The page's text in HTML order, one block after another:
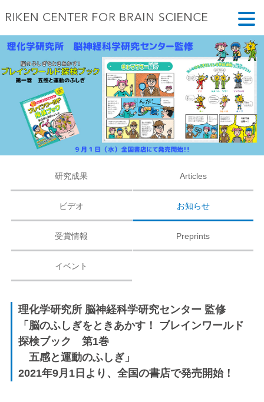
研究成果 Articles
ビデオ お知らせ
受賞情報 Preprints
イベント
理化学研究所 脳神経科学研究センター 監修
「脳のふしぎをときあかす！ ブレインワールド
探検ブック 第1巻
五感と運動のふしぎ」
2021年9月1日より、全国の書店で発売開始！